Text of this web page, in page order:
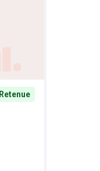
Retenue